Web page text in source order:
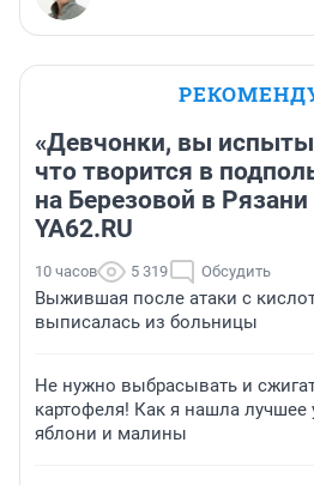
«Девчонки, вы
что творится в
на Березовой в
YA62.RU
10 часов 5 319 Обсудить
Выжившая после атаки с
выписалась из больницы
Не нужно выбрасывать и
картофеля! Как я нашла лучшее
яблони и малины